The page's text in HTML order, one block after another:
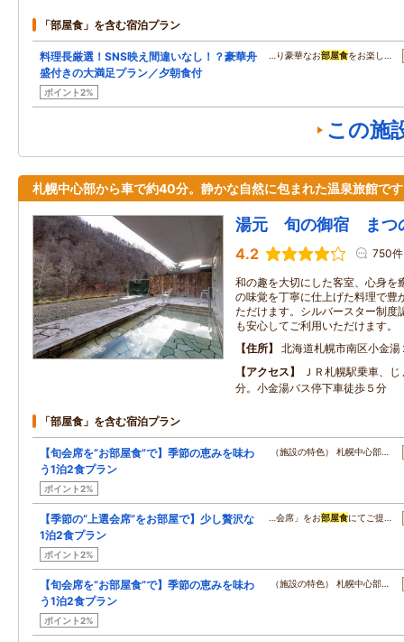
「部屋食」を含む宿泊プラン
料理長厳選！SNS映え間違いなし！？豪華舟
盛付きの大満足プラン／夕朝食付
ポイント2%
…り豪華なお部屋食をお楽し…
この施
札幌中心部から車で約40分。静かな自然に包まれた温泉旅館で
湯元 旬の御宿 まつ
4.2 750件
和の趣を大切にした客室、心身を
の味覚を丁寧に仕上げた料理で豊
ただけます。シルバースター制度
も安心してご利用いただけます。
住所
北海道札幌市南区小金湯
アクセス
ＪＲ札幌駅乗車、
分。小金湯バス停下車徒歩５分
「部屋食」を含む宿泊プラン
【旬会席を“お部屋食”で】季節の恵みを味わ
う1泊2食プラン
ポイント2%
（施設の特色） 札幌中心部…
【季節の“上選会席”をお部屋で】少し贅沢な
1泊2食プラン
ポイント2%
…会席」をお部屋食にてご提…
【旬会席を“お部屋食”で】季節の恵みを味わ
う1泊2食プラン
ポイント2%
（施設の特色） 札幌中心部…